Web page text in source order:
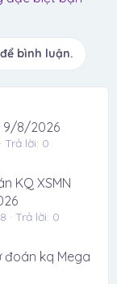
bình luận.
9/8/2026
Trả lời: 0
KQ XSMN
Trả lời: 0
đoán kq Mega